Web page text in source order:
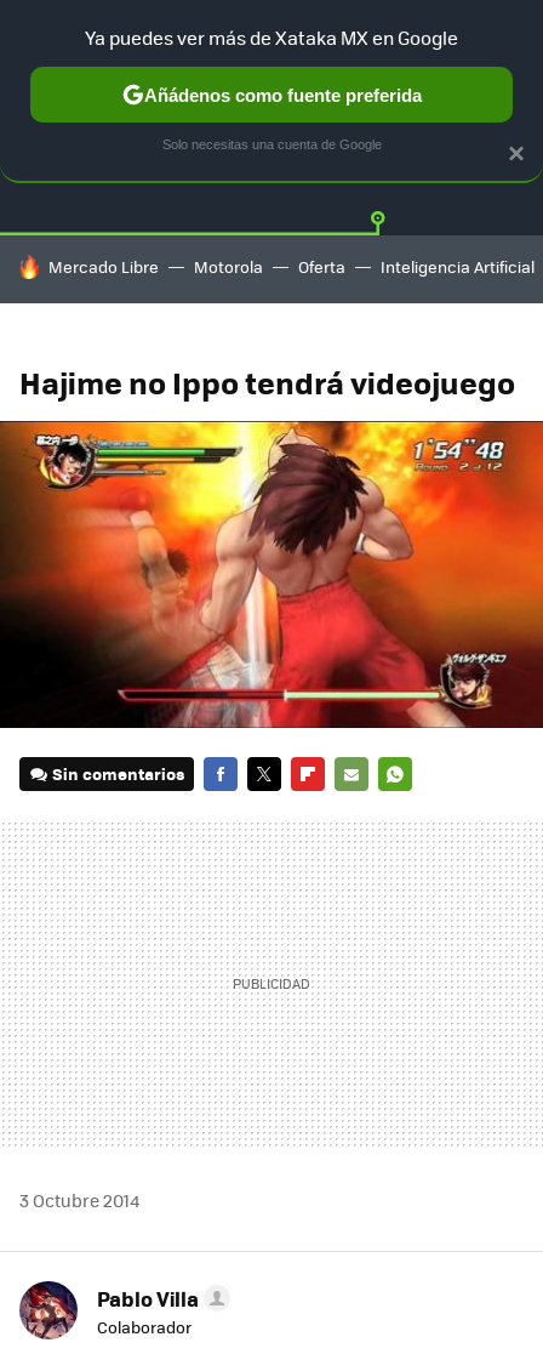
Twitter
HOY SE HABLA DE
Mercado Libre Motorola Oferta Inteligencia Artificial
Hajime no Ippo tendrá videojuego
Sin comentarios
MAIL
3 Octubre 2014
Pablo Villa
Colaborador
×
Ya puedes ver más de Xataka MX en Google
Añádenos como fuente preferida
Solo necesitas una cuenta de Google